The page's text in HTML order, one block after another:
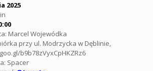
2025
Marcel Wojewódka
przy ul. Modrzycka w Dęblinie,
b9b78zVyxCpHKZRz6
Spacer